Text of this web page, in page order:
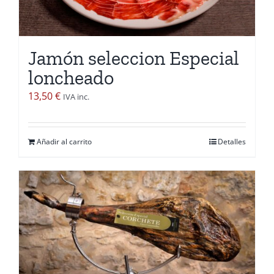
pueden
elegir
la
página
Jamón seleccion Especial
loncheado
13,50€ IVA inc.
Añadir al carrito Detalles